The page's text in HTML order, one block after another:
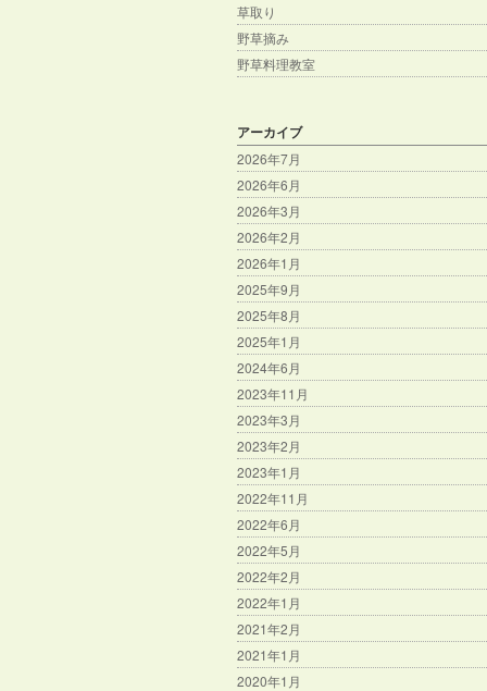
草取り
野草摘み
野草料理教室
アーカイブ
2026年7月
2026年6月
2026年3月
2026年2月
2026年1月
2025年9月
2025年8月
2025年1月
2024年6月
2023年11月
2023年3月
2023年2月
2023年1月
2022年11月
2022年6月
2022年5月
2022年2月
2022年1月
2021年2月
2021年1月
2020年1月